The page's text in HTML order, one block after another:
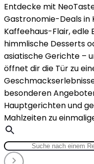
Entdecke mit
Gastronomie-Deals in
Kaffeehaus-Flair, edle
himmlische Desserts
asiatische Gerichte –
öffnet dir die Tür zu
besonderen
Hauptgerichten und
Mahlzeiten zu